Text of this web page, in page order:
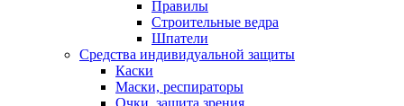
Правилы
Строительные ведра
Шпатели
Средства индивидуальной защиты
Каски
Маски, респираторы
Очки, защита зрения